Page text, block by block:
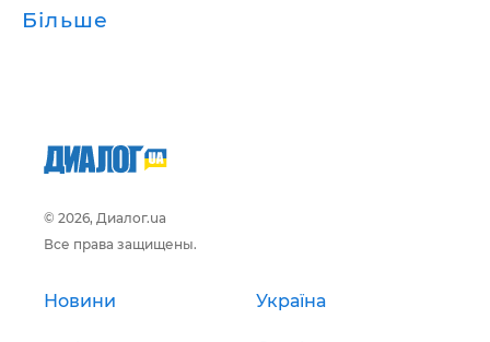
Більше
© 2026, Диалог.ua
Все права защищены.
Новини Україна